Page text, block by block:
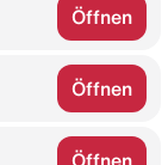
Öffnen
Öffnen
Öffnen